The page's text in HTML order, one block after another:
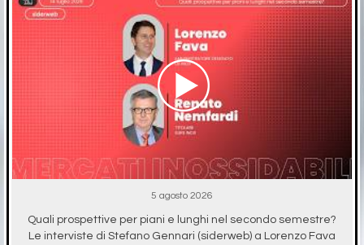
5 agosto 2026
Quali prospettive per piani e lunghi nel secondo semestre?
Le interviste di Stefano Gennari (siderweb) a Lorenzo Fava